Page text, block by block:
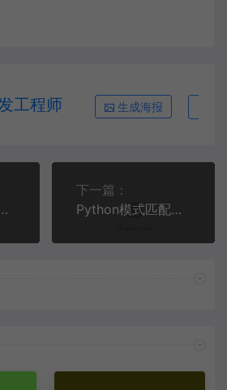
工程师 生成海报
type语句与简化泛型重构数据处理管道
下一篇：
Python模式匹配实战：用match case替代噩梦级if-else与isinstance